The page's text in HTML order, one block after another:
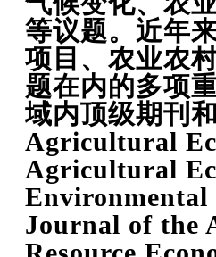
等议题。近年
项目、农业农
题在内的多项
域内顶级期刊
Agricultural
Agricultural
Environmental
Journal of the